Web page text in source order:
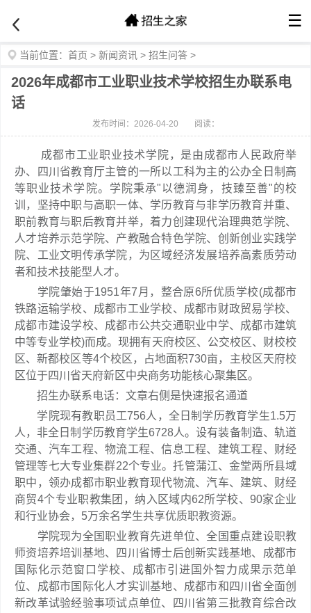
☰
当前位置： 首页 > 新闻资讯 > 招生问答 >
2026年成都市工业职业技术学校招生办联系电
话
发布时间：2026-04-20 阅读：
成都市工业职业技术学院，是由成都市人民政府举
办、四川省教育厅主管的一所以工科为主的公办全日制高
等职业技术学院。学院秉承"以德润身，技臻至善"的校
训，坚持中职与高职一体、学历教育与非学历教育并重、
职前教育与职后教育并举，着力创建现代治理典范学院、
人才培养示范学院、产教融合特色学院、创新创业实践学
院、工业文明传承学院，为区域经济发展培养高素质劳动
者和技术技能型人才。
学院肇始于1951年7月，整合原6所优质学校(成都市
铁路运输学校、成都市工业学校、成都市财政贸易学校、
成都市建设学校、成都市公共交通职业中学、成都市建筑
中等专业学校)而成。现拥有天府校区、公交校区、财校校
区、新都校区等4个校区，占地面积730亩，主校区天府校
区位于四川省天府新区中央商务功能核心聚集区。
招生办联系电话：文章右侧是快速报名通道
学院现有教职员工756人，全日制学历教育学生1.5万
人，非全日制学历教育学生6728人。设有装备制造、轨道
交通、汽车工程、物流工程、信息工程、建筑工程、财经
管理等七大专业集群22个专业。托管蒲江、金堂两所县域
职中，领办成都市职业教育现代物流、汽车、建筑、财经
商贸4个专业职教集团，纳入区域内62所学校、90家企业
和行业协会，5万余名学生共享优质职教资源。
学院现为全国职业教育先进单位、全国重点建设职教
师资培养培训基地、四川省博士后创新实践基地、成都市
国际化示范窗口学校、成都市引进国外智力成果示范单
位、成都市国际化人才实训基地、成都市和四川省全面创
新改革试验经验事项试点单位、四川省第三批教育综合改